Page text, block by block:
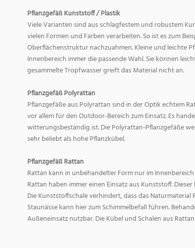
Pflanzgefäß Kunststoff / Plastik
Viele Varianten sind aus schlagfestem und robustem
vielen Formen und Farben verarbeiten. So ist es zum
Oberflächenstruktur nachzuahmen. Kleine und leichte
Innenbereich immer die passende Wahl. Sie können
gesammelte Tropfwasser greift das Material nicht an.
Pflanzgefäß Polyrattan
Pflanzgefäße aus Polyrattan sind in der Optik echtem
vor allem für den Outdoor-Bereich zum Einsatz. Es
witterungsbeständig ist. Die Polyrattan-Pflanzgefäße
sehr beliebt als hohe Pflanzkübel.
Pflanzgefäß Rattan
Rattan kann in unbehandelter Form nur im
Rattan haben immer einen Einsatz aus Kunststoff.
Die Kunststoffschale verhindert, dass das
Staunässe kann hier zum Schimmelbefall führen.
Außeneinsatz nutzbar. Die Kübel und Schalen aus